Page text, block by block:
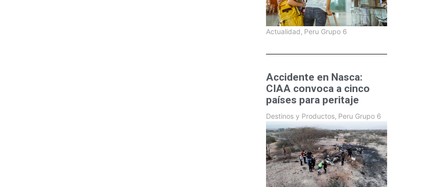
Actualidad, Peru Grupo 6
Accidente en Nasca:
CIAA convoca a cinco
países para peritaje
Destinos y Productos, Peru Grupo 6